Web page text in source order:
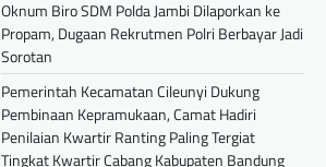
Oknum Biro SDM Polda Jambi Dilaporkan ke
Propam, Dugaan Rekrutmen Polri Berbayar Jadi
Sorotan
Pemerintah Kecamatan Cileunyi Dukung
Pembinaan Kepramukaan, Camat Hadiri
Penilaian Kwartir Ranting Paling Tergiat
Tingkat Kwartir Cabang Kabupaten Bandung